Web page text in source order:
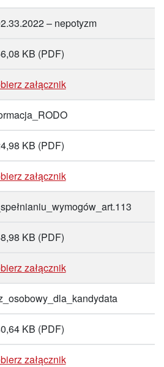
– nepotyzm
KB (PDF)
załącznik
KB (PDF)
załącznik
KB (PDF)
załącznik
KB (PDF)
załącznik